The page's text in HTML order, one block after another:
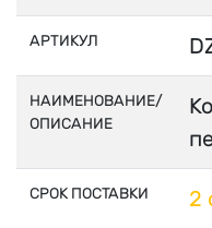
АРТИКУЛ
НАИМЕНОВАНИЕ/
ОПИСАНИЕ
СРОК ПОСТАВКИ 2